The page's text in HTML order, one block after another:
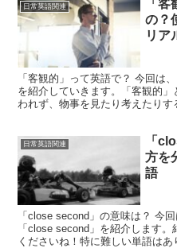
日常英語関連
「
の？
リア
「客観的」って英語で？ 今回は
を紹介していきます。「客観的
われず、物事を見たり考えたりす
日常英語関連
「
方を
語
「close second」の意味は？ 今
「close second」を紹介します
くださいね！特に難しい単語はあ